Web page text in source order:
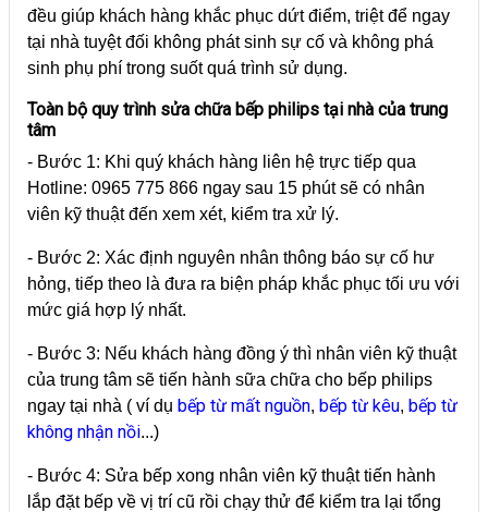
đều giúp khách hàng khắc phục dứt điểm, triệt để ngay
tại nhà tuyệt đối không phát sinh sự cố và không phá
sinh phụ phí trong suốt quá trình sử dụng.
Toàn bộ quy trình sửa chữa bếp philips tại nhà của trung
tâm
- Bước 1: Khi quý khách hàng liên hệ trực tiếp qua
Hotline: 0965 775 866 ngay sau 15 phút sẽ có nhân
viên kỹ thuật đến xem xét, kiểm tra xử lý.
- Bước 2: Xác định nguyên nhân thông báo sự cố hư
hỏng, tiếp theo là đưa ra biện pháp khắc phục tối ưu với
mức giá hợp lý nhất.
- Bước 3: Nếu khách hàng đồng ý thì nhân viên kỹ thuật
của trung tâm sẽ tiến hành sữa chữa cho bếp philips
ngay tại nhà ( ví dụ bếp từ mất nguồn, bếp từ kêu, bếp từ
không nhận nồi...)
- Bước 4: Sửa bếp xong nhân viên kỹ thuật tiến hành
lắp đặt bếp về vị trí cũ rồi chạy thử để kiểm tra lại tổng